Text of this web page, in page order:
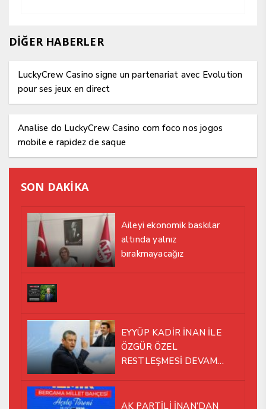
DİĞER HABERLER
LuckyCrew Casino signe un partenariat avec Evolution
pour ses jeux en direct
Analise do LuckyCrew Casino com foco nos jogos
mobile e rapidez de saque
SON DAKİKA
Aileyi ekonomik baskılar
altında yalnız
bırakmayacağız
EYYÜP KADİR İNAN İLE
ÖZGÜR ÖZEL
RESTLEŞMESİ DEVAM
AK PARTİLİ İNAN’DAN